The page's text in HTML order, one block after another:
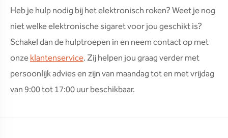
Heb je hulp nodig bij het elektronisch roken? Weet je nog
niet welke elektronische sigaret voor jou geschikt is?
Schakel dan de hulptroepen in en neem contact op met
onzeklantenservice. Zij helpen jou graag verder met
persoonlijk advies en zijn van maandag tot en met vrijdag
van 9:00 tot 17:00 uur beschikbaar.